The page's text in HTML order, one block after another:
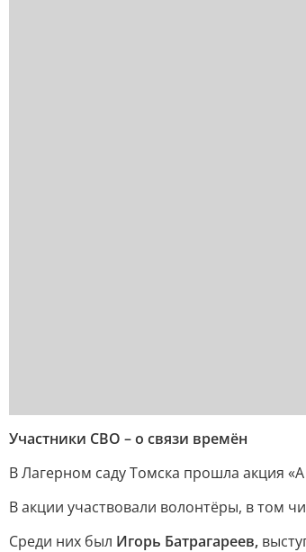
Участники СВО – о связи времён
В Лагерном саду Томска прошла акция
В акции участвовали волонтёры, в том
Среди них был Игорь Батрагареев,